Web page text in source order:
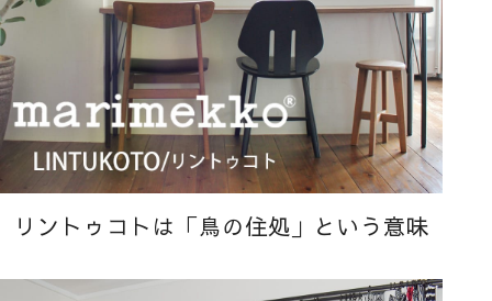
リントゥコトは「鳥の住処」という意味